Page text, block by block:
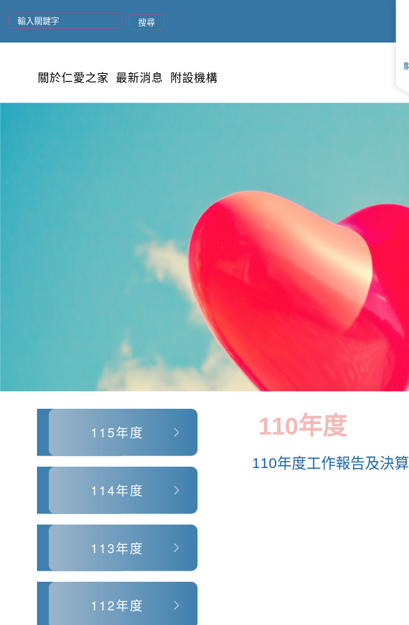
搜尋
關於仁愛之家 最新消息 附設機構
115年度
114年度
113年度
112年度
110年度
110年度工作報告及決算